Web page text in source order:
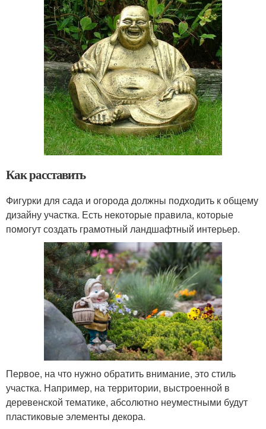
Как расставить
Фигурки для сада и огорода должны подходить к общему
дизайну участка. Есть некоторые правила, которые
помогут создать грамотный ландшафтный интерьер.
Первое, на что нужно обратить внимание, это стиль
участка. Например, на территории, выстроенной в
деревенской тематике, абсолютно неуместными будут
пластиковые элементы декора.